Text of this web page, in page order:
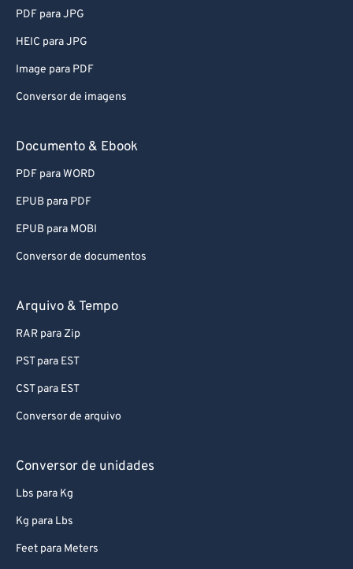
PDF para JPG
HEIC para JPG
Image para PDF
Conversor de imagens
Documento & Ebook
PDF para WORD
EPUB para PDF
EPUB para MOBI
Conversor de documentos
Arquivo & Tempo
RAR para Zip
PST para EST
CST para EST
Conversor de arquivo
Conversor de unidades
Lbs para Kg
Kg para Lbs
Feet para Meters